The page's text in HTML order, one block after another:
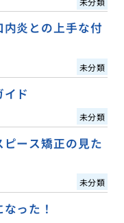
炎との上手な付
未分類
ド
未分類
ース矯正の見た
未分類
った！